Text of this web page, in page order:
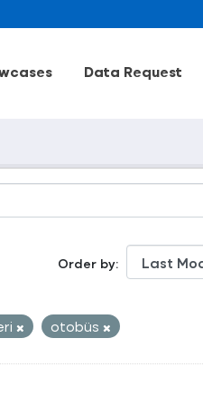
Data Request
Order by
otobüs